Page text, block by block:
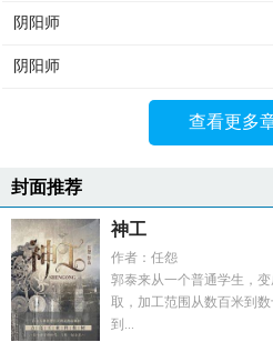
阴阳师
阴阳师
查看更多
封面推荐
神工
作者：任怨
郭泰来从一个普通学生，
取，加工范围从数百米到
到...